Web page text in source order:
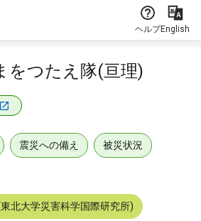
ヘルプEnglish
をつたえ隊(亘理)
震災への備え 被災状況
北大学災害科学国際研究所)